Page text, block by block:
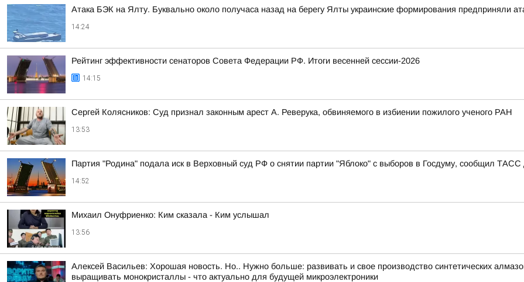
Атака БЭК на Ялту. Буквально около получаса назад на берегу Ялты украинские формирования предприняли
14:24
Рейтинг эффективности сенаторов Совета Федерации РФ. Итоги весенней сессии-2026
14:15
Сергей Колясников: Суд признал законным арест А. Реверука, обвиняемого в избиении пожилого ученого РАН
13:53
Партия "Родина" подала иск в Верховный суд РФ о снятии партии "Яблоко" с выборов в Госдуму, сообщил ТАСС
14:52
Михаил Онуфриенко: Ким сказала - Ким услышал
13:56
Алексей Васильев: Хорошая новость. Но.. Нужно больше: развивать и свое производство синтетических
выращивать монокристаллы - что актуально для будущей микроэлектроники